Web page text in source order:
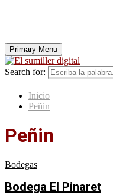
Primary Menu
Search for:
Inicio
Peñin
Peñin
Bodegas
Bodega El Pinaret